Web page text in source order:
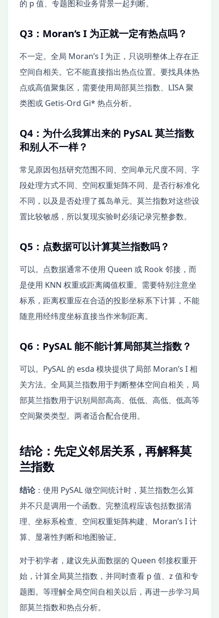
的 p 值、专题图和业务背景一起判断。
Q3：Moran’s I 为正就一定有热点吗？
不一定。全局 Moran’s I 为正，只说明整体上存在正
空间自相关。它不能直接指出热点位置。要找具体热
点或高值聚集区，需要使用局部莫兰指数、LISA 聚
类图或 Getis-Ord Gi* 热点分析。
Q4：为什么我算出来的 PySAL 莫兰指数
和别人不一样？
常见原因包括研究范围不同、空间单元尺度不同、字
段处理方式不同、空间权重矩阵不同、是否行标准化
不同，以及是否处理了孤岛单元。莫兰指数对这些设
置比较敏感，所以复现实验时必须记录完整参数。
Q5：点数据可以计算莫兰指数吗？
可以。点数据通常不使用 Queen 或 Rook 邻接，而
是使用 KNN 权重或距离阈值权重。需要特别注意坐
标系，距离权重应在合适的投影坐标系下计算，不能
随意用经纬度坐标直接当作米制距离。
Q6：PySAL 能不能计算局部莫兰指数？
可以。PySAL 的 esda 模块提供了局部 Moran’s I 相
关方法。全局莫兰指数用于判断整体空间自相关，局
部莫兰指数用于识别局部高高、低低、高低、低高等
空间聚类类型。两者适合配合使用。
结论：先定义邻居关系，再解释莫
兰指数
结论：使用 PySAL 做空间统计时，莫兰指数怎么算
并不只是调用一个函数。完整流程应该包括数据清
理、坐标系检查、空间权重矩阵构建、Moran’s I 计
算、显著性判断和地图验证。
对于初学者，建议先从面数据的 Queen 邻接权重开
始，计算全局莫兰指数，并同时查看 p 值、z 值和专
题图。等理解全局空间自相关以后，再进一步学习局
部莫兰指数和热点分析。